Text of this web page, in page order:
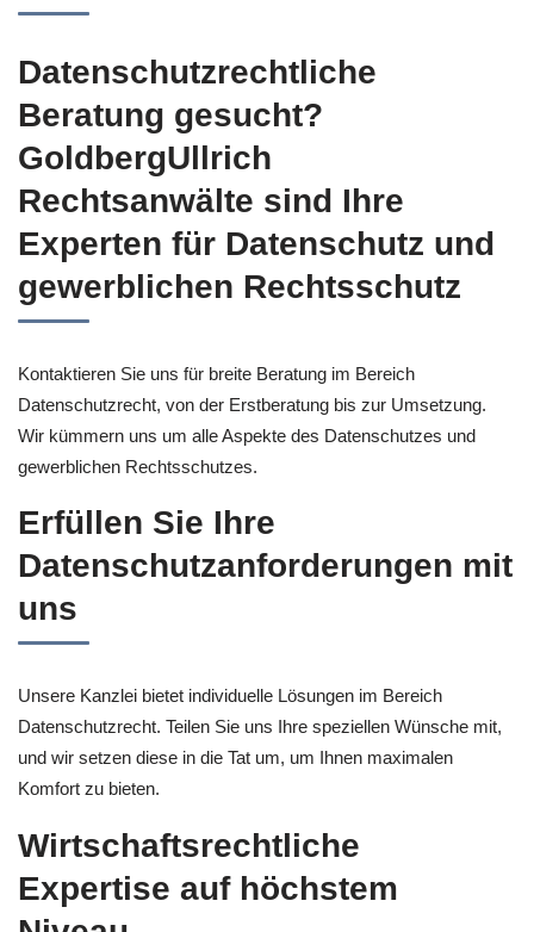
Datenschutzrechtliche
Beratung gesucht?
GoldbergUllrich
Rechtsanwälte sind Ihre
Experten für Datenschutz und
gewerblichen Rechtsschutz
Kontaktieren Sie uns für breite Beratung im Bereich
Datenschutzrecht, von der Erstberatung bis zur Umsetzung.
Wir kümmern uns um alle Aspekte des Datenschutzes und
gewerblichen Rechtsschutzes.
Erfüllen Sie Ihre
Datenschutzanforderungen mit
uns
Unsere Kanzlei bietet individuelle Lösungen im Bereich
Datenschutzrecht. Teilen Sie uns Ihre speziellen Wünsche mit,
und wir setzen diese in die Tat um, um Ihnen maximalen
Komfort zu bieten.
Wirtschaftsrechtliche
Expertise auf höchstem